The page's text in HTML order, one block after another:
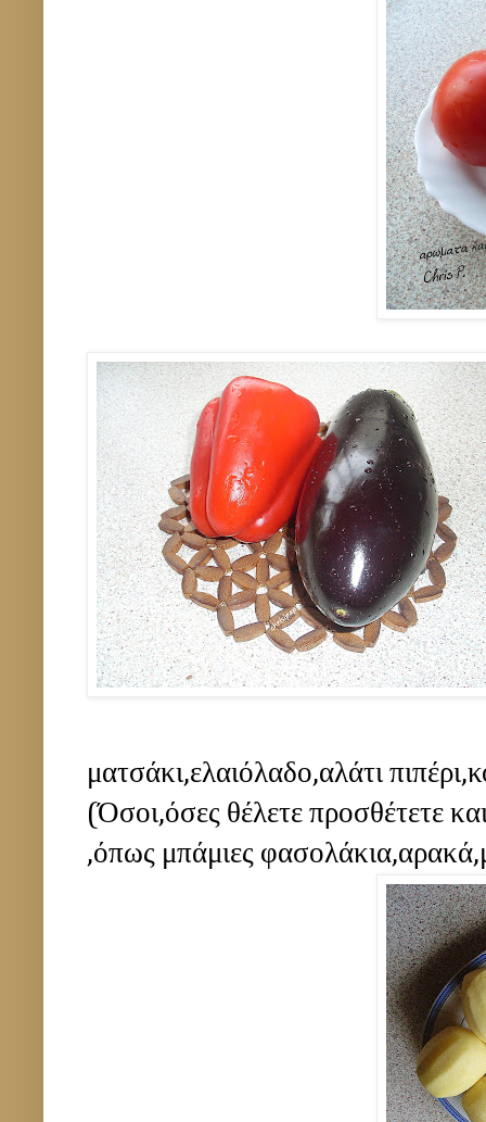
ματσάκι,ελαιόλαδο,αλάτι
(Όσοι,όσες θέλετε προσθέτετε
,όπως μπάμιες